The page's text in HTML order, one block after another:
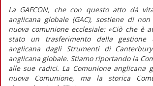
La GAFCON, che con questo atto dà
anglicana globale (GAC), sostiene di
nuova comunione ecclesiale: «Ciò che è
stato un trasferimento della gestione
anglicana dagli Strumenti di
anglicana globale. Stiamo riportando la
alle sue radici. La Comunione anglicana
nuova Comunione, ma la storica